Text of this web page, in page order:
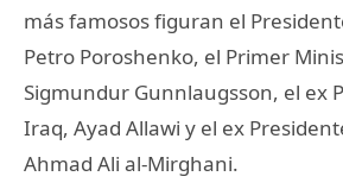
más famosos figuran el
Petro Poroshenko, el Primer
Sigmundur Gunnlaugsson, el ex
Iraq, Ayad Allawi y el ex
Ahmad Ali al-Mirghani.